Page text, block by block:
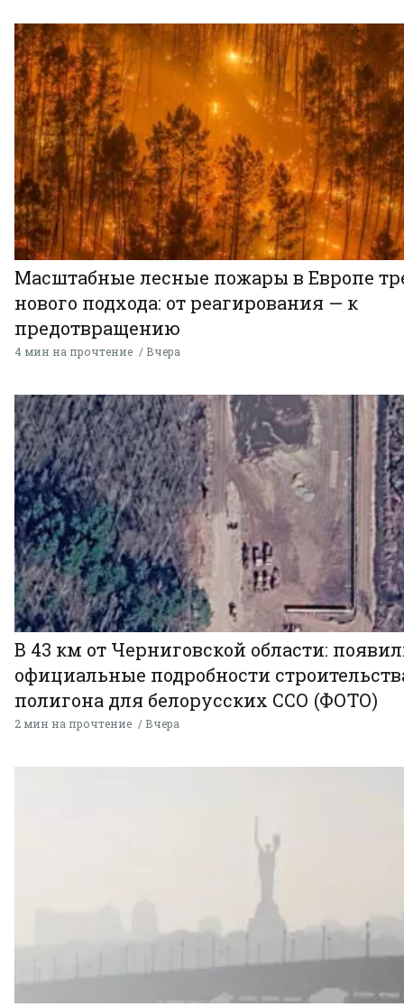
Масштабные лесные пожары в Европе
нового подхода: от реагирования — к
предотвращению
4 мин на прочтение Вчера
В 43 км от Черниговской области:
официальные подробности
полигона для белорусских ССО (ФОТО)
2 мин на прочтение Вчера